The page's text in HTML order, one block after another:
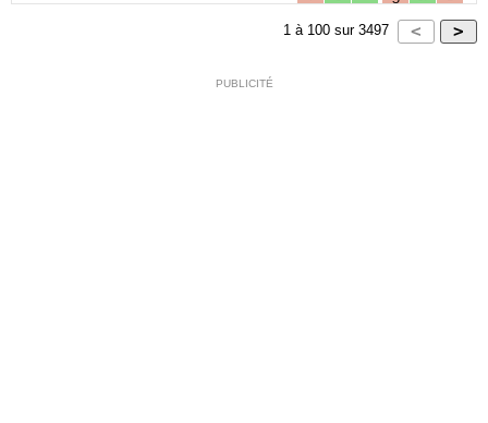
1 à 100 sur 3497
PUBLICITÉ